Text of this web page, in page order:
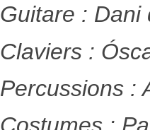
Guitare : Dani
Claviers :
Percussions :